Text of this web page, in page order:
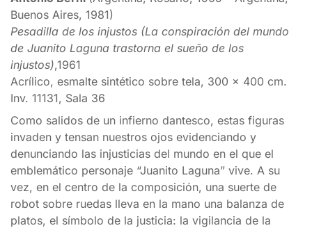
Buenos Aires, 1981)
Pesadilla de los injustos (La conspiración del mundo
de Juanito Laguna trastorna el sueño de los
injustos),1961
Acrílico, esmalte sintético sobre tela, 300 x 400 cm.
Inv. 11131, Sala 36
Como salidos de un infierno dantesco, estas figuras
invaden y tensan nuestros ojos evidenciando y
denunciando las injusticias del mundo en el que el
emblemático personaje “Juanito Laguna” vive. A su
vez, en el centro de la composición, una suerte de
robot sobre ruedas lleva en la mano una balanza de
platos, el símbolo de la justicia: la vigilancia de la